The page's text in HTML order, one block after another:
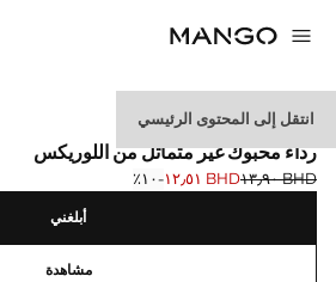
انتقل إلى المحتوى الرئيسي
EVENTS
رداء محبوك غير متماثل من اللوريكس
السعر الأول محذوف [BHD ١٣٫٩٠ ]
BHD ١٣٫٩٠
السعر الحالي [BHD ١٢٫٥١ ]BHD ١٢٫٥١ ؜-١٠٪؜
حدد اللون
أبلغني
مشاهدة